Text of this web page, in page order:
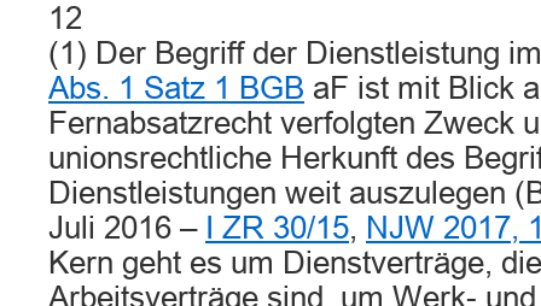
12
(1) Der Begriff der Dienstleistung
Abs. 1 Satz 1 BGB aF ist mit Blick
Fernabsatzrecht verfolgten Zweck
unionsrechtliche Herkunft des
Dienstleistungen weit auszulegen
Juli 2016 –
I ZR 30/15, NJW 2017,
Kern geht es um Dienstverträge,
Arbeitsverträge sind, um Werk- und